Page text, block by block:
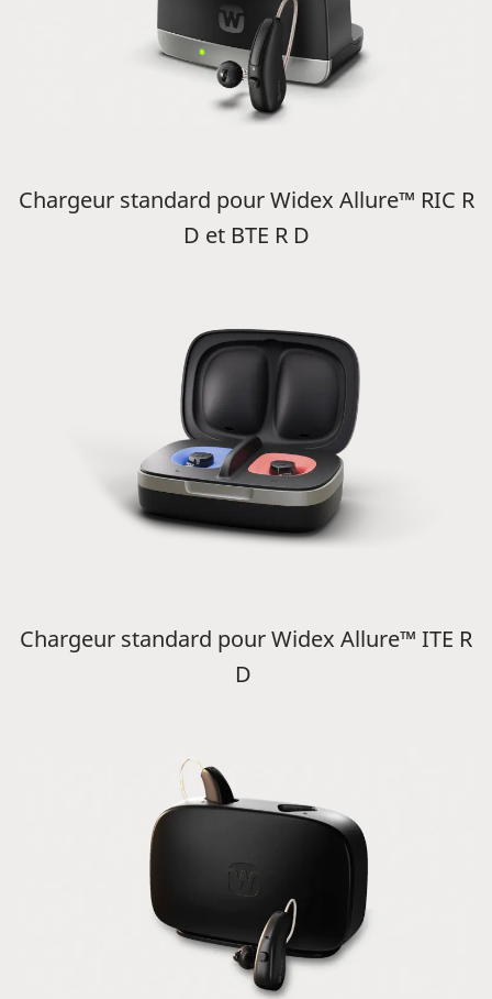
Chargeur standard pour Widex Allure™ RIC R
D et BTE R D
Chargeur standard pour Widex Allure™ ITE R
D